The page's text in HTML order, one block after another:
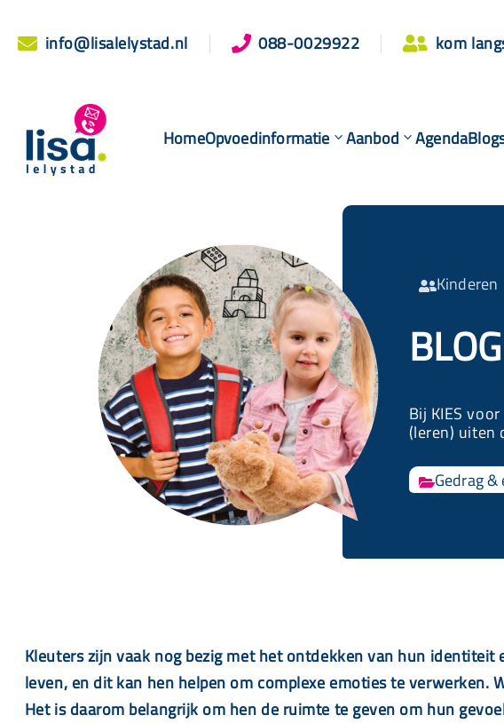
 info@lisalelystad.nl  088-0029922  kom
HomeOpvoedinformatie Aanbod Agenda
Kinderen
Bij KIES
(leren) uiten
Gedrag
Kleuters zijn vaak nog bezig met het ontdekken van hun
leven, en dit kan hen helpen om complexe emoties te
Het is daarom belangrijk om hen de ruimte te geven om hun